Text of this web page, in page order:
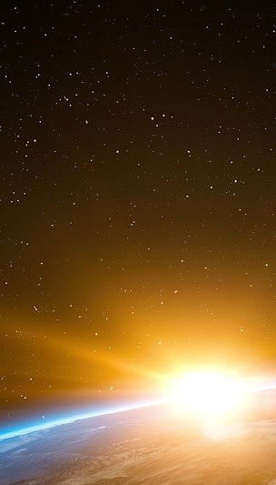
le graphique ci-dessus,
autres organismes
de Sécurité sociale et les
respectivement 8,5
à lui seul 2 513,5
les critères européens
la norme de 60 % du PIB (alors
19 a entraîné un fort
la part de sa dette arrivant
notamment par le biais
nécessaire pour
En 2024, le besoin de
financer le déficit et refinancer
(AFT) qui gère la dette de l’État.
public
la dette publique, on la
la dette publique à la taille de
ans, la dette publique s’est
2000, a dépassé le
% du PIB.